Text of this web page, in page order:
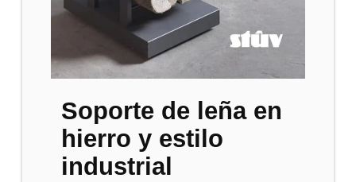
Soporte de leña en
hierro y estilo
industrial